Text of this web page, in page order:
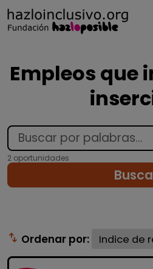
Empleos que
2 oportunidades
swap_vert Ordenar por: